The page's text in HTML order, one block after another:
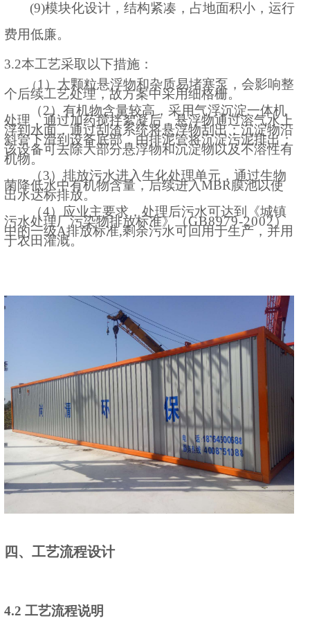
(9)模块化设计，结构紧凑，占地面积小，运行
费用低廉。
3.2本工艺采取以下措施：
（1）大颗粒悬浮物和杂质易堵塞泵，会影响整
个后续工艺处理，故方案中采用细格栅。
（2） 有机物含量较高，采用气浮沉淀一体机
处理，通过加药搅拌絮凝后，悬浮物通过溶气水上
浮到水面，通过刮渣系统将悬浮物刮出；沉淀物沿
斜管下滑到设备底部，由排泥管将沉淀污泥排出；
该设备可去除大部分悬浮物和沉淀物以及不溶性有
机物。
（3）排放污水进入生化处理单元，通过生物
菌降低水中有机物含量，后续进入MBR膜池以使
出水达标排放。
（4）应业主要求，处理后污水可达到 《城镇
污水处理厂污染物排放标准》（GB8979-2002）
中的一级A排放标准,剩余污水可回用于生产，并用
于农田灌溉。
四、工艺流程设计
4.2 工艺流程说明